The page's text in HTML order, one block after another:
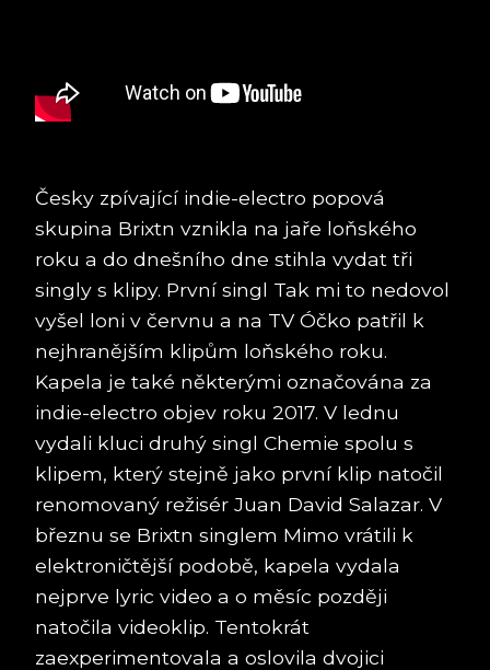
Česky zpívající indie-electro popová
skupina Brixtn vznikla na jaře loňského
roku a do dnešního dne stihla vydat tři
singly s klipy. První singl Tak mi to nedovol
vyšel loni v červnu a na TV Óčko patřil k
nejhranějším klipům loňského roku.
Kapela je také některými označována za
indie-electro objev roku 2017. V lednu
vydali kluci druhý singl Chemie spolu s
klipem, který stejně jako první klip natočil
renomovaný režisér Juan David Salazar. V
březnu se Brixtn singlem Mimo vrátili k
elektroničtější podobě, kapela vydala
nejprve lyric video a o měsíc později
natočila videoklip. Tentokrát
zaexperimentovala a oslovila dvojici